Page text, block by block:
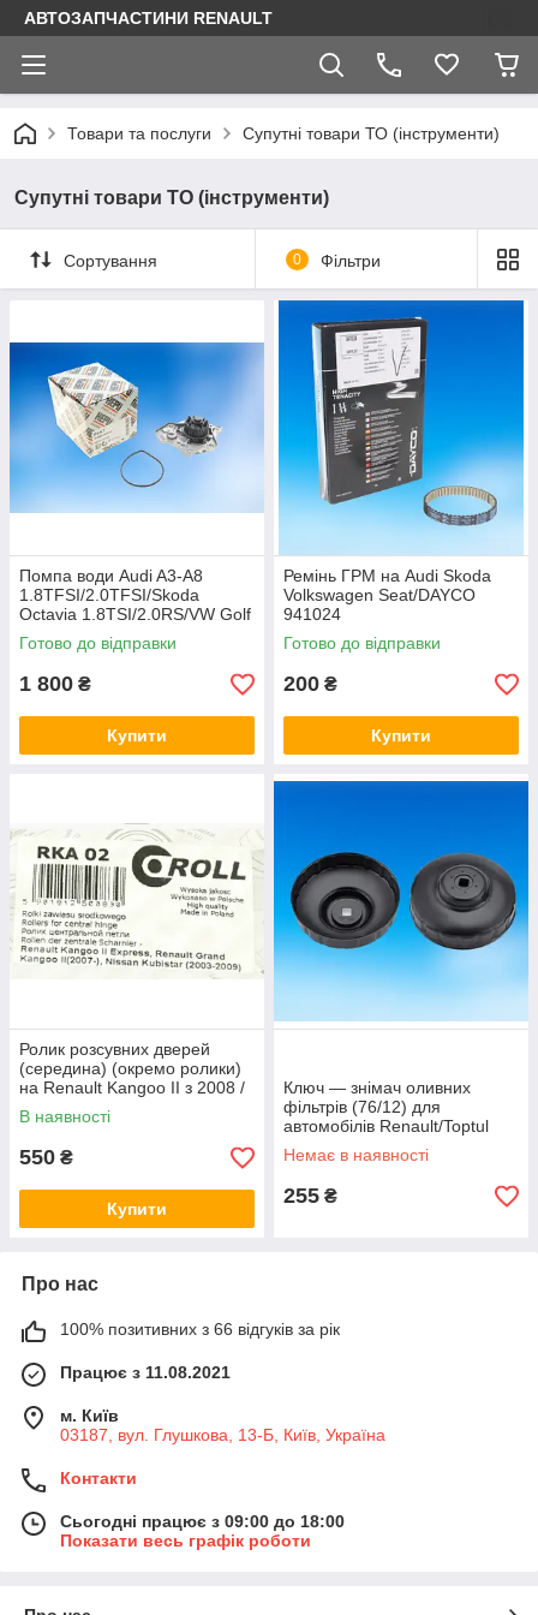
АВТОЗАПЧАСТИНИ RENAULT
Товари та послуги Супутні товари ТО (інструменти)
Супутні товари ТО (інструменти)
Сортування 0 Фільтри
Помпа води Audi A3-A8
1.8TFSI/2.0TFSI/Skoda
Octavia 1.8TSI/2.0RS/VW Golf
V/VI 2.0TSI/ HEPU P657
Готово до відправки
1 800 ₴
Купити
Ремінь ГРМ на Audi Skoda
Volkswagen Seat/DAYCO
941024
Готово до відправки
200 ₴
Купити
Ролик розсувних дверей
(середина) (окремо ролики)
на Renault Kangoo II з 2008 /
Roll - RKA02
В наявності
550 ₴
Купити
Ключ — знімач оливних
фільтрів (76/12) для
автомобілів Renault/Toptul
(Тайвань) JDAH7612
Немає в наявності
255 ₴
Про нас
100% позитивних з 66 відгуків за рік
Працює з 11.08.2021
м. Київ
03187, вул. Глушкова, 13-Б, Київ, Україна
Контакти
Сьогодні працює з 09:00 до 18:00
Показати весь графік роботи